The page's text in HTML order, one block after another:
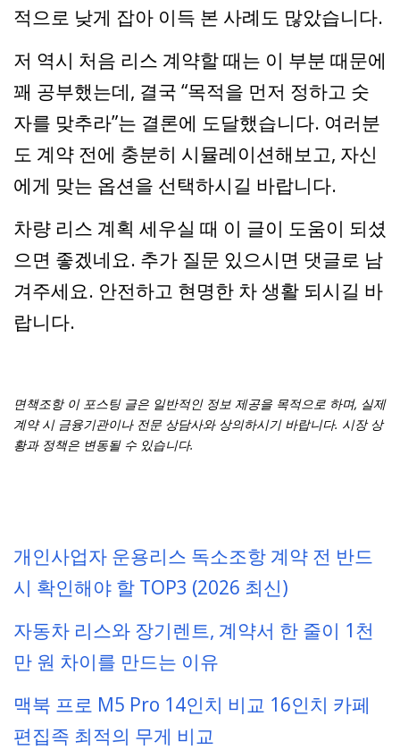
적으로 낮게 잡아 이득 본 사례도 많았습니다.
저 역시 처음 리스 계약할 때는 이 부분 때문에
꽤 공부했는데, 결국 “목적을 먼저 정하고 숫
자를 맞추라”는 결론에 도달했습니다. 여러분
도 계약 전에 충분히 시뮬레이션해보고, 자신
에게 맞는 옵션을 선택하시길 바랍니다.
차량 리스 계획 세우실 때 이 글이 도움이 되셨
으면 좋겠네요. 추가 질문 있으시면 댓글로 남
겨주세요. 안전하고 현명한 차 생활 되시길 바
랍니다.
면책조항 이 포스팅 글은 일반적인 정보 제공을 목적으로 하며, 실제
계약 시 금융기관이나 전문 상담사와 상의하시기 바랍니다. 시장 상
황과 정책은 변동될 수 있습니다.
개인사업자 운용리스 독소조항 계약 전 반드
시 확인해야 할 TOP3 (2026 최신)
자동차 리스와 장기렌트, 계약서 한 줄이 1천
만 원 차이를 만드는 이유
맥북 프로 M5 Pro 14인치 비교 16인치 카페
편집족 최적의 무게 비교